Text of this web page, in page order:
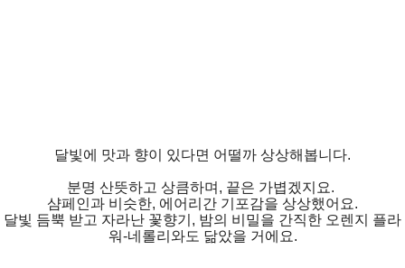
달빛에 맛과 향이 있다면 어떨까 상상해봅니다.
분명 산뜻하고 상큼하며, 끝은 가볍겠지요.
샴페인과 비슷한, 에어리간 기포감을 상상했어요.
달빛 듬뿍 받고 자라난 꽃향기, 밤의 비밀을 간직한 오렌지 플라
워-네롤리와도 닮았을 거에요.